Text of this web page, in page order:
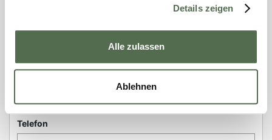
Details zeigen
Alle zulassen
Ablehnen
Telefon